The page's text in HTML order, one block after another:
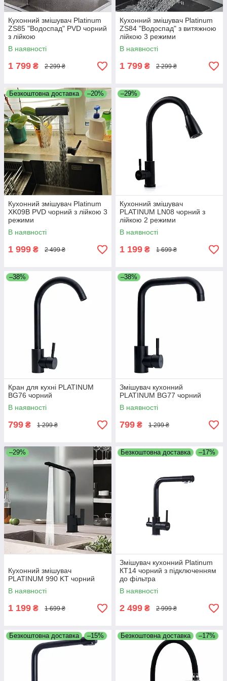
моделі з фільтром та витяжною лійкою
поворотні виливи
простий монтаж
різні кольори та стилі
доступна ціна
Emoyki.com з доставкою по Україні. Ви можете купити
змішувач для кухні з оплатою при отриманні або оформити
передоплату - обирайте зручний варіант та оновлюйте свою
кухню якісною сантехнікою.
Відповімо на додаткові питання:
073-0228822
068-0997049
095-5904675
Кухонний змішувач Platinum
ZS85 "Водоспад" PVD чорний
з лійкою
В наявності
1 799 ₴ 2 299 ₴
Кухонний змішувач Platinum
ZS84 "Водоспад" з витяжною
лійкою 3 режими
В наявності
1 799 ₴ 2 299 ₴
Безкоштовна доставка –20%
Кухонний змішувач Platinum
XK09B PVD чорний з лійкою 3
режими
В наявності
1 999 ₴ 2 499 ₴
–29%
Кухонний змішувач
PLATINUM LN08 чорний з
лійкою 2 режими
В наявності
1 199 ₴ 1 699 ₴
–38%
Кран для кухні PLATINUM
BG76 чорний
В наявності
799 ₴ 1 299 ₴
–38%
Змішувач кухонний
PLATINUM BG77 чорний
В наявності
799 ₴ 1 299 ₴
–29%
Кухонний змішувач
PLATINUM 990 KT чорний
В наявності
1 199 ₴ 1 699 ₴
Безкоштовна доставка –17%
Змішувач кухонний Platinum
КТ14 чорний з підключенням
до фільтра
В наявності
2 499 ₴ 2 999 ₴
Безкоштовна доставка –15% Безкоштовна доставка –17%